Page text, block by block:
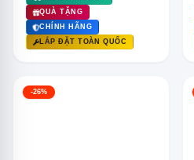
QUÀ TẶNG
CHÍNH HÃNG
LẮP ĐẶT TOÀN QUỐC
-26%